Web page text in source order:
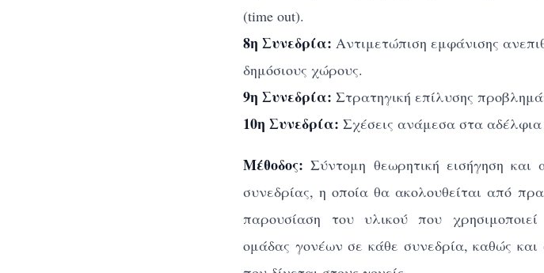
(time out).
8η Συνεδρία: Αντιμετώπιση εμφάνισης
δημόσιους χώρους.
9η Συνεδρία: Στρατηγική επίλυσης
10η Συνεδρία: Σχέσεις ανάμεσα στα αδέλφια
Μέθοδος:Σύντομη θεωρητική εισήγηση και
συνεδρίας, η οποία θα ακολουθείται από
παρουσίαση του υλικού που
ομάδας γονέων σε κάθε συνεδρία, καθώς